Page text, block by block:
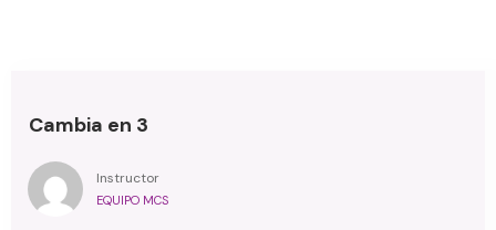
Cambia en 3
Instructor
EQUIPO MCS